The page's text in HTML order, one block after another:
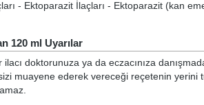
- Ektoparazit İlaçları - Ektoparazit (kan
120 ml Uyarılar
ilacı doktorunuza ya da eczacınıza
muayene ederek vereceği reçetenin